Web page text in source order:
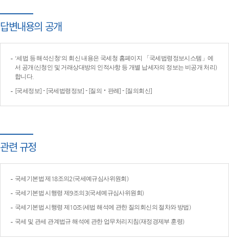
답변내용의 공개
'세법 등 해석신청'의 회신 내용은 국세청 홈페이지 「국세법령정보시스템」에
서 공개(신청인 및 거래상대방의 인적사항 등 개별 납세자의 정보는 비공개 처리)
합니다.
[국세정보] - [국세법령정보] - [질의‧판례] - [질의회신]
관련 규정
국세기본법 제18조의2(국세예규심사위원회)
국세기본법 시행령 제9조의3(국세예규심사위원회)
국세기본법 시행령 제10조(세법 해석에 관한 질의회신의 절차와 방법)
국세 및 관세 관계법규 해석에 관한 업무처리지침(재정경제부 훈령)